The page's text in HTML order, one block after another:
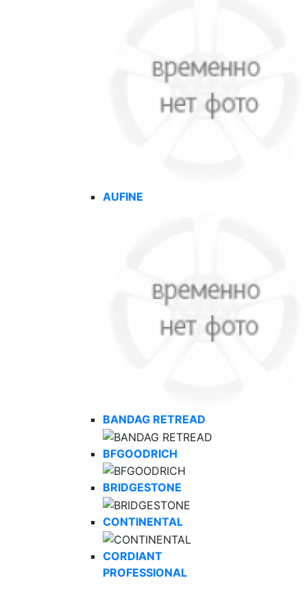
AUFINE
BANDAG RETREAD
BFGOODRICH
BRIDGESTONE
CONTINENTAL
CORDIANT
PROFESSIONAL